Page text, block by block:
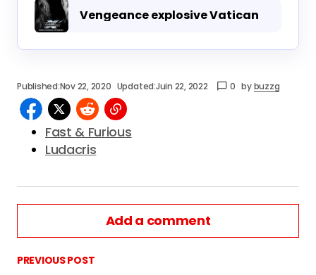
Vengeance explosive Vatican
Published:Nov 22, 2020 Updated:Juin 22, 2022 0 bybuzzg
Fast & Furious
Ludacris
Add a comment
PREVIOUS POST